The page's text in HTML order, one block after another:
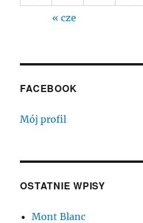
« cze
FACEBOOK
Mój profil
OSTATNIE WPISY
Mont Blanc